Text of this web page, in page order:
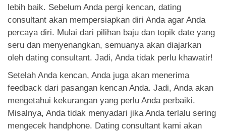
lebih baik. Sebelum Anda pergi kencan, dating
consultant akan mempersiapkan diri Anda agar Anda
percaya diri. Mulai dari pilihan baju dan topik date yang
seru dan menyenangkan, semuanya akan diajarkan
oleh dating consultant. Jadi, Anda tidak perlu khawatir!
Setelah Anda kencan, Anda juga akan menerima
feedback dari pasangan kencan Anda. Jadi, Anda akan
mengetahui kekurangan yang perlu Anda perbaiki.
Misalnya, Anda tidak menyadari jika Anda terlalu sering
mengecek handphone. Dating consultant kami akan